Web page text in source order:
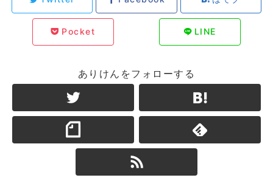
Pocket LINE
ありけんをフォローする